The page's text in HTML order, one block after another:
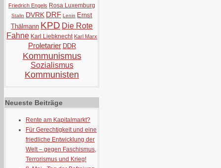
Friedrich Engels Rosa Luxemburg
Stalin DVRK DRF Lenin Ernst
Thälmann KPD Die Rote
Fahne Karl Liebknecht Karl Marx
Proletarier DDR
Kommunismus
Sozialismus
Kommunisten
Neueste Beiträge
Rente am Kapitalmarkt?
Für Gerechtigkeit und eine
friedliche Entwicklung der
Welt – gegen Faschismus,
Terrorismus und Krieg!